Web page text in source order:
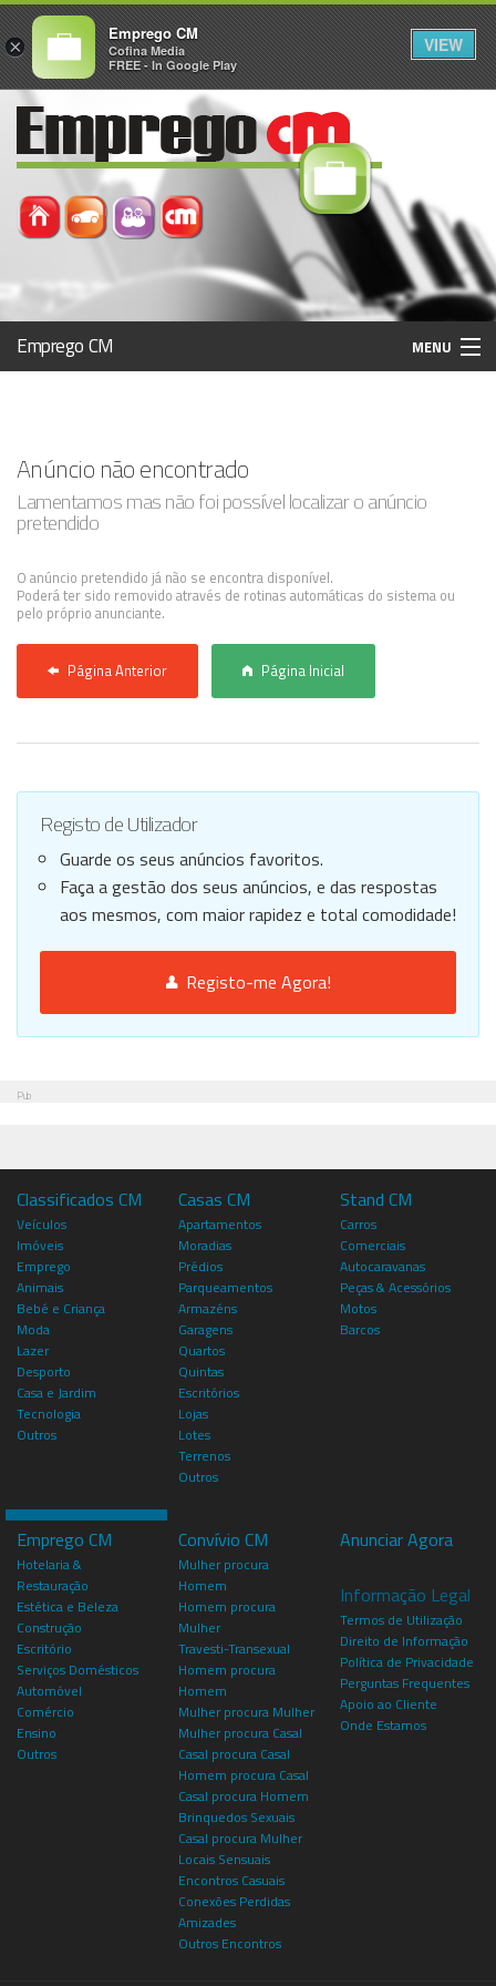
Emprego CM MENU
Registo / Login
Anunciar Agora
Anúncio não encontrado
Lamentamos mas não foi possível localizar o anúncio
pretendido
O anúncio pretendido já não se encontra disponível.
Poderá ter sido removido através de rotinas automáticas do sistema ou
pelo próprio anunciante.
Página Anterior Página Inicial
Registo de Utilizador
Guarde os seus anúncios favoritos.
Faça a gestão dos seus anúncios, e das respostas
aos mesmos, com maior rapidez e total comodidade!
Registo-me Agora!
Pub
Classificados CM
Veículos
Imóveis
Emprego
Animais
Bebé e Criança
Moda
Lazer
Desporto
Casa e Jardim
Tecnologia
Outros
Casas CM
Apartamentos
Moradias
Prédios
Parqueamentos
Armazéns
Garagens
Quartos
Quintas
Escritórios
Lojas
Lotes
Terrenos
Outros
Stand CM
Carros
Comerciais
Autocaravanas
Peças & Acessórios
Motos
Barcos
Emprego CM
Hotelaria &
Restauração
Estética e Beleza
Construção
Escritório
Serviços Domésticos
Automóvel
Comércio
Ensino
Outros
Convívio CM
Mulher procura
Homem
Homem procura
Mulher
Travesti-Transexual
Homem procura
Homem
Mulher procura Mulher
Mulher procura Casal
Casal procura Casal
Homem procura Casal
Casal procura Homem
Brinquedos Sexuais
Casal procura Mulher
Locais Sensuais
Encontros Casuais
Conexões Perdidas
Amizades
Outros Encontros
Anunciar Agora
Informação Legal
Termos de Utilização
Direito de Informação
Política de Privacidade
Perguntas Frequentes
Apoio ao Cliente
Onde Estamos
×
Emprego CM
Cofina Media
FREE - In Google Play
VIEW